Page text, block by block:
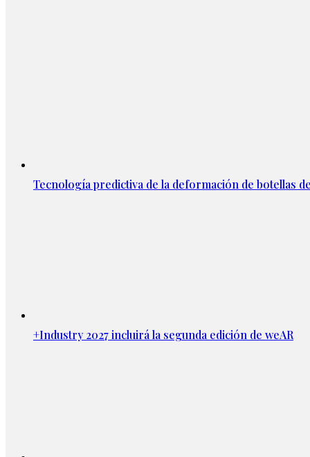
Tecnología predictiva de la deformación de botellas
+Industry 2027 incluirá la segunda edición de weAR